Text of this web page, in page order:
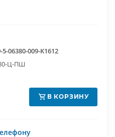
06380-009-K1612
Ц-ПШ
В КОРЗИНУ